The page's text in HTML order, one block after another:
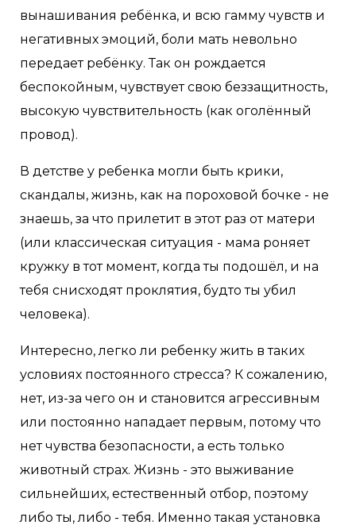
вынашивания ребёнка, и всю гамму чувств и
негативных эмоций, боли мать невольно
передает ребёнку. Так он рождается
беспокойным, чувствует свою беззащитность,
высокую чувствительность (как оголённый
провод).
В детстве у ребенка могли быть крики,
скандалы, жизнь, как на пороховой бочке - не
знаешь, за что прилетит в этот раз от матери
(или классическая ситуация - мама роняет
кружку в тот момент, когда ты подошёл, и на
тебя снисходят проклятия, будто ты убил
человека).
Интересно, легко ли ребенку жить в таких
условиях постоянного стресса? К сожалению,
нет, из-за чего он и становится агрессивным
или постоянно нападает первым, потому что
нет чувства безопасности, а есть только
животный страх. Жизнь - это выживание
сильнейших, естественный отбор, поэтому
либо ты, либо - тебя. Именно такая установка